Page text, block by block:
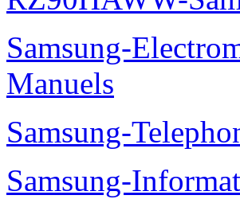
Samsung-
Manuels
Samsung-
Samsung-